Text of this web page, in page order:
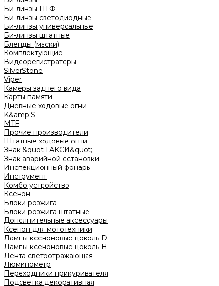
Би-линзы ПТФ
Би-линзы светодиодные
Би-линзы универсальные
Би-линзы штатные
Бленды (маски)
Комплектующие
Видеорегистраторы
SilverStone
Viper
Камеры заднего вида
Карты памяти
Дневные ходовые огни
K&amp;S
MTF
Прочие производители
Штатные ходовые огни
Знак &quot;ТАКСИ&quot;
Знак аварийной остановки
Инспекционный фонарь
Инструмент
Комбо устройство
Ксенон
Блоки розжига
Блоки розжига штатные
Дополнительные аксессуары
Ксенон для мототехники
Лампы ксеноновые цоколь D
Лампы ксеноновые цоколь H
Лента светоотражающая
Люминометр
Переходники прикуривателя
Подсветка декоративная